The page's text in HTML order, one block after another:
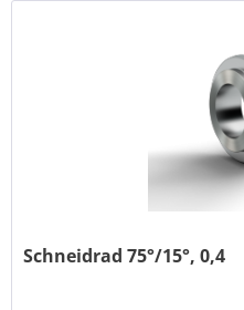
Schneidrad 75°/15°, 0,4